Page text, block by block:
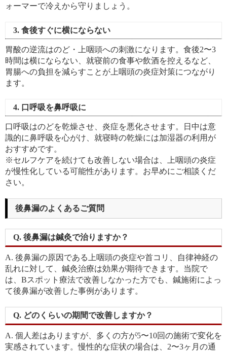
ォーマーで冷えから守りましょう。
3. 食後すぐに横にならない
胃酸の逆流はのど・上咽頭への刺激になります。食後2〜3
時間は横にならない、就寝前の食事や飲酒を控えるなど、
胃腸への負担を減らすことが上咽頭の炎症対策につながり
ます。
4. 口呼吸を鼻呼吸に
口呼吸はのどを乾燥させ、炎症を悪化させます。日中は意
識的に鼻呼吸を心がけ、就寝時の乾燥には加湿器の利用が
おすすめです。
※セルフケアを続けても改善しない場合は、上咽頭の炎症
が慢性化している可能性があります。お早めにご相談くだ
さい。
後鼻漏のよくあるご質問
Q. 後鼻漏は鍼灸で治りますか？
A. 後鼻漏の原因である上咽頭の炎症や首コリ、自律神経の
乱れに対して、鍼灸治療は効果が期待できます。当院で
は、Bスポット療法で改善しなかった方でも、鍼施術によっ
て後鼻漏が改善した事例があります。
Q. どのくらいの期間で改善しますか？
A. 個人差はありますが、多くの方が5〜10回の施術で変化を
実感されています。慢性的な症状の場合は、2〜3ヶ月の通